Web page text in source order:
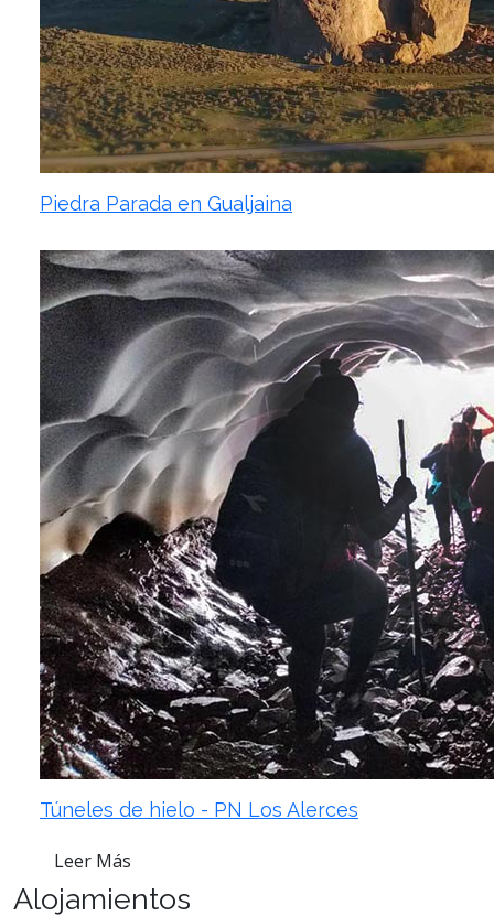
Piedra Parada en Gualjaina
Túneles de hielo - PN Los Alerces
Leer Más
Alojamientos